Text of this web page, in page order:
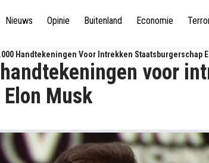
Nieuws Opinie Buitenland Economie
Handtekeningen Voor Intrekken Staatsburgerschap
voor
Musk